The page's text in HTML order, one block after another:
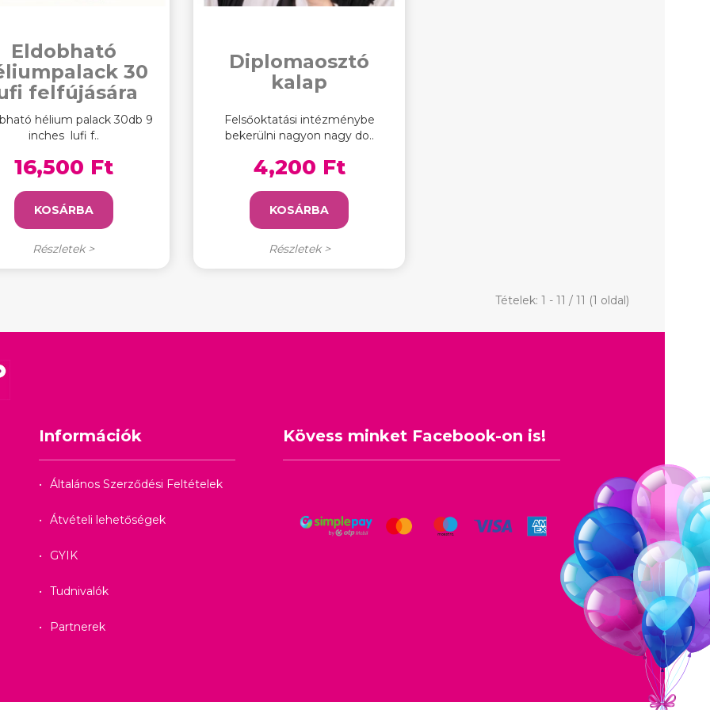
Eldobható
30
felfújására
hélium palack 30db 9
inches lufi f..
16,500 Ft
KOSÁRBA
Részletek >
Diplomaosztó
kalap
Felsőoktatási intézménybe
bekerülni nagyon nagy do..
4,200 Ft
KOSÁRBA
Részletek >
Tételek: 1 - 11 / 11 (1 oldal)
Információk
Általános Szerződési Feltételek
Átvételi lehetőségek
GYIK
Tudnivalók
Partnerek
Kövess minket Facebook-on is!